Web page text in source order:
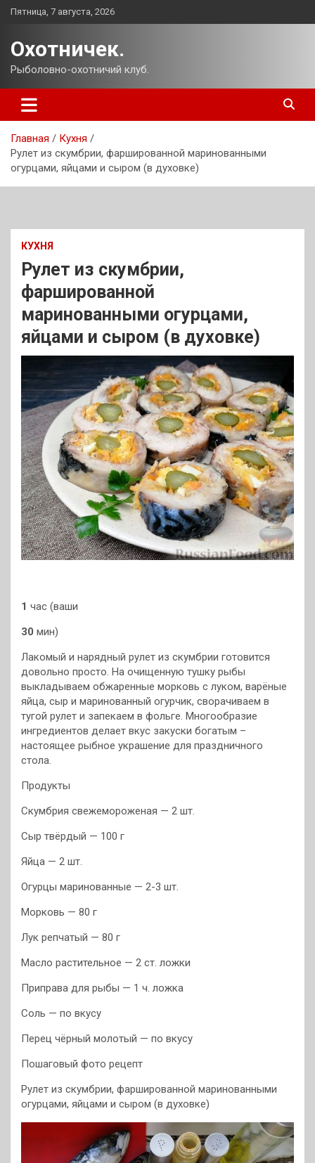
Перейти
Пятница, 7 августа, 2026
Охотничек.
Рыболовно-охотничий клуб.
Главная
Кухня
Рулет из скумбрии, фаршированной маринованными
огурцами, яйцами и сыром (в духовке)
КУХНЯ
Рулет из скумбрии,
фаршированной
маринованными огурцами,
яйцами и сыром (в духовке)
1 час (ваши
30 мин)
Лакомый и нарядный рулет из скумбрии готовится
довольно просто. На очищенную тушку рыбы
выкладываем обжаренные морковь с луком, варёные
яйца, сыр и маринованный огурчик, сворачиваем в
тугой рулет и запекаем в фольге. Многообразие
ингредиентов делает вкус закуски богатым –
настоящее рыбное украшение для праздничного
стола.
Продукты
Cкумбрия свежемороженая — 2 шт.
Сыр твёрдый — 100 г
Яйца — 2 шт.
Огурцы маринованные — 2-3 шт.
Морковь — 80 г
Лук репчатый — 80 г
Масло растительное — 2 ст. ложки
Приправа для рыбы — 1 ч. ложка
Соль — по вкусу
Перец чёрный молотый — по вкусу
Пошаговый фото рецепт
Рулет из скумбрии, фаршированной маринованными
огурцами, яйцами и сыром (в духовке)